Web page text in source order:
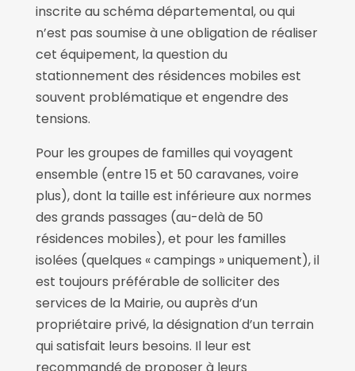
inscrite au schéma départemental, ou qui
n’est pas soumise à une obligation de réaliser
cet équipement, la question du
stationnement des résidences mobiles est
souvent problématique et engendre des
tensions.
Pour les groupes de familles qui voyagent
ensemble (entre 15 et 50 caravanes, voire
plus), dont la taille est inférieure aux normes
des grands passages (au-delà de 50
résidences mobiles), et pour les familles
isolées (quelques « campings » uniquement), il
est toujours préférable de solliciter des
services de la Mairie, ou auprès d’un
propriétaire privé, la désignation d’un terrain
qui satisfait leurs besoins. Il leur est